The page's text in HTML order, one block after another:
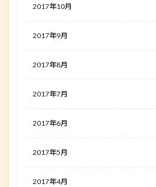
2017年10月
2017年9月
2017年8月
2017年7月
2017年6月
2017年5月
2017年4月